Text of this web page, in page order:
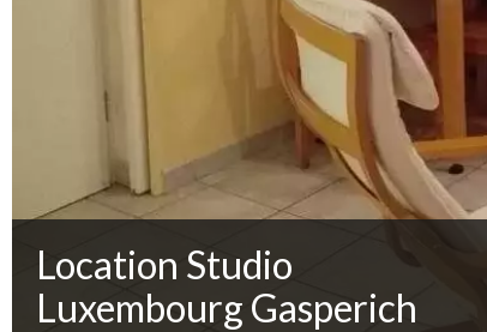
Location Studio
Luxembourg Gasperich